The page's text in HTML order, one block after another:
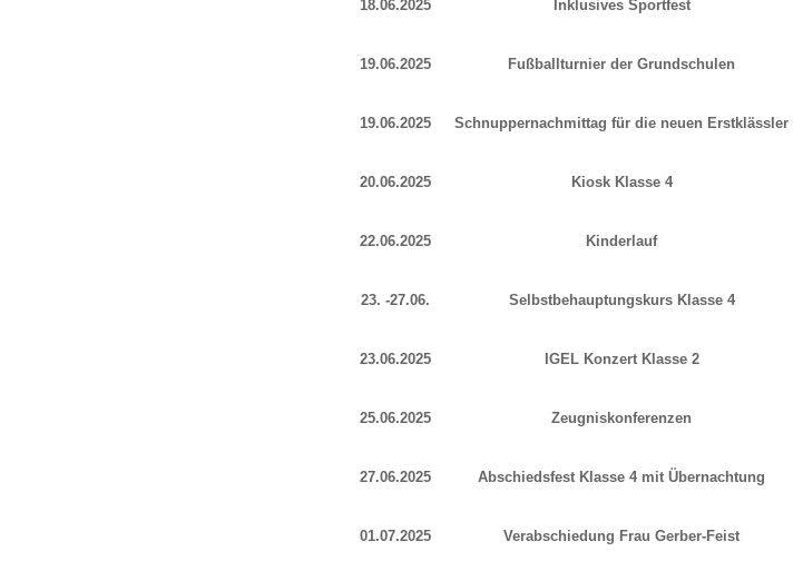
18.06.2025 Inklusives Sportfest
19.06.2025 Fußballturnier der Grundschulen
19.06.2025 Schnuppernachmittag für die neuen Erstklässler
20.06.2025 Kiosk Klasse 4
22.06.2025 Kinderlauf
23. -27.06. Selbstbehauptungskurs Klasse 4
23.06.2025 IGEL Konzert Klasse 2
25.06.2025 Zeugniskonferenzen
27.06.2025 Abschiedsfest Klasse 4 mit Übernachtung
01.07.2025 Verabschiedung Frau Gerber-Feist